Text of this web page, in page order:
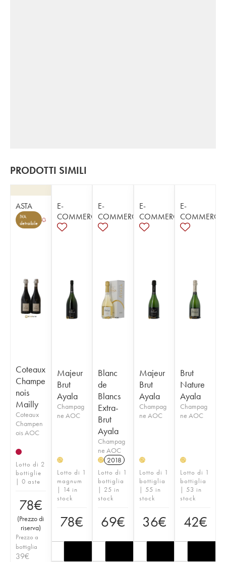
PRODOTTI SIMILI
ASTA
IVA
detraibile
Coteaux
Champe
nois
Mailly
Coteaux
Champen
ois AOC
Lotto di 2
bottiglie
| 0 aste
78€
(Prezzo di
riserva)
Prezzo a
bottiglia
39€
E-
COMMERCE
Majeur
Brut
Ayala
Champag
ne AOC
H
Lotto di 1
magnum
| 14 in
stock
78€
E-
COMMERCE
Blanc
de
Blancs
Extra-
Brut
Ayala
Champag
ne AOC
H 2018
Lotto di 1
bottiglia
| 25 in
stock
69€
E-
COMMERCE
Majeur
Brut
Ayala
Champag
ne AOC
H
Lotto di 1
bottiglia
| 55 in
stock
36€
E-
COMMERCE
Brut
Nature
Ayala
Champag
ne AOC
H
Lotto di 1
bottiglia
| 53 in
stock
42€